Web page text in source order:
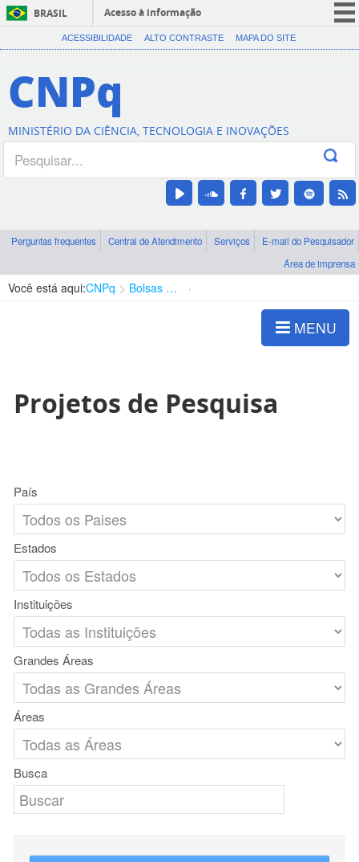
BRASIL
Acesso à informação
CORONAVÍRUS (COVID-19)
Canais
ACESSIBILIDADE ALTO CONTRASTE MAPA DO SITE
CNPq
MINISTÉRIO DA CIÊNCIA, TECNOLOGIA E INOVAÇÕES
Perguntas frequentes Central de Atendimento Serviços
E-mail do Pesquisador
Área de imprensa
Você está aqui:CNPq Bolsas e Auxílios Vigentes
MENU
Projetos de Pesquisa
País
Estados
Instituições
Grandes Áreas
Áreas
Busca